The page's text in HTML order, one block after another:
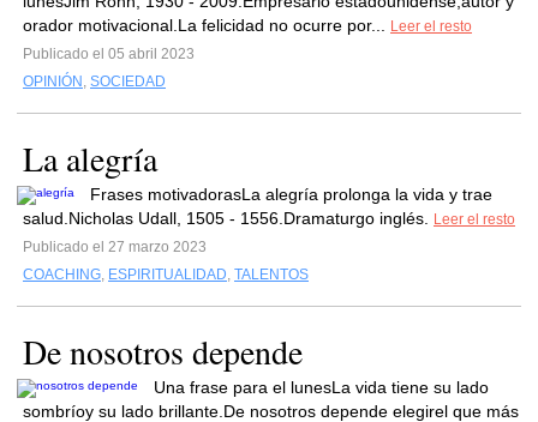
orador motivacional.La felicidad no ocurre por...
Leer el resto
Publicado el 05 abril 2023
OPINIÓN , SOCIEDAD
La alegría
Frases motivadorasLa alegría prolonga la vida y trae
salud.Nicholas Udall, 1505 - 1556.Dramaturgo inglés.
Leer el resto
Publicado el 27 marzo 2023
COACHING, ESPIRITUALIDAD, TALENTOS
De nosotros depende
Una frase para el lunesLa vida tiene su lado
sombríoy su lado brillante.De nosotros depende elegirel que más